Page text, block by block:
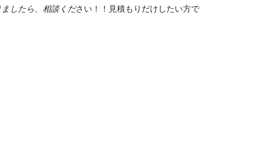
したら、相談ください！！見積もりだけしたい方で